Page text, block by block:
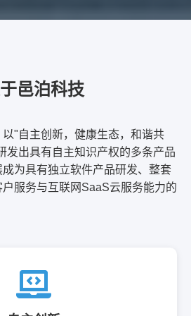
邑泊科技
"自主创新，健康生态，和谐共
发出具有自主知识产权的多条产品
为具有独立软件产品研发、整套
服务与互联网SaaS云服务能力的